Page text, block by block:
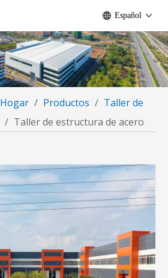
Español
Hogar / Productos / Taller de
/ Taller de estructura de acero